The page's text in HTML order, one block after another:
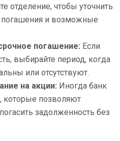
отделение, чтобы уточнить
погашения и возможные
погашение: Если
выбирайте период, когда
или отсутствуют.
на акции: Иногда банк
которые позволяют
задолженность без